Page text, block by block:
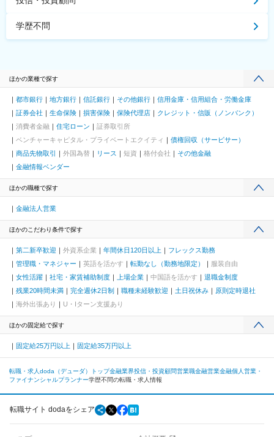
学歴不問
ほかの業種で探す
都市銀行 地方銀行 信託銀行 その他銀行
信用金庫・信用組合・労働金庫
証券会社
生命保険 損害保険 保険代理店
クレジット・信販（ノンバンク）
消費者金融
住宅ローン
証券取引所
ベンチャーキャピタル・プライベートエクイティ
債権回収（サービサー）
商品先物取引
外国為替 リース 短資 格付会社
その他金融
金融情報ベンダー
ほかの職種で探す
金融法人営業
ほかのこだわり条件で探す
第二新卒歓迎 外資系企業 年間休日120日以上
フレックス勤務
管理職・マネジャー
英語を活かす 転勤なし（勤務地限定）
服装自由
女性活躍
社宅・家賃補助制度 上場企業 中国語を活かす
退職金制度
残業20時間未満
完全週休2日制 職種未経験歓迎 土日祝休み
原則定時退社
海外出張あり
U・Iターン支援あり
ほかの固定給で探す
固定給25万円以上 固定給35万円以上
転職・求人doda（デューダ）トップ金融業界投信・投資顧問営業職金融営業金融個人営業・
ファイナンシャルプランナー学歴不問の転職・求人情報
転職サイト dodaをシェア